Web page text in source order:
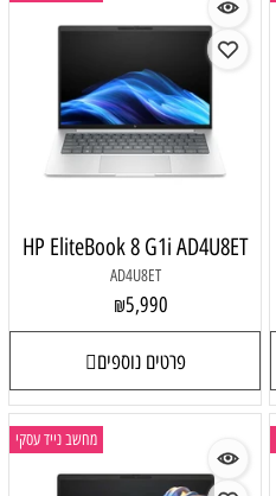
HP EliteBook 8 G1i AD4U8ET
AD4U8ET
₪5,990
פרטים נוספים
מחשב נייד עסקי